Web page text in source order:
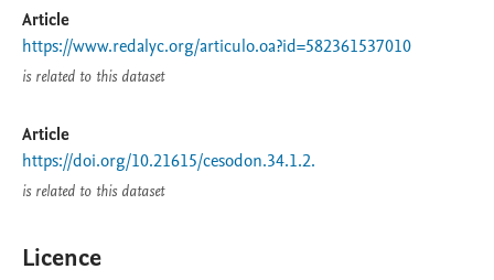
Article
https://www.redalyc.org/articulo.oa?id=582361537010
is related to this dataset
Article
https://doi.org/10.21615/cesodon.34.1.2.
is related to this dataset
Licence